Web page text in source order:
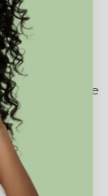
la entrega de
en el Salón de
la
cuantía de